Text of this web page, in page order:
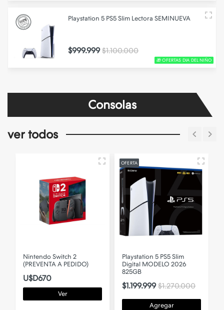
🎁 OFERTAS DIA DEL NIÑO
Playstation 5 PS5 Slim Lectora SEMINUEVA
$999.999 $1.100.000
Consolas
ver todos
Nintendo Switch 2
(PREVENTA A PEDIDO)
U$D670
Ver
OFERTA
Playstation 5 PS5 Slim
Digital MODELO 2026
825GB
$1.199.999 $1.270.000
Agregar